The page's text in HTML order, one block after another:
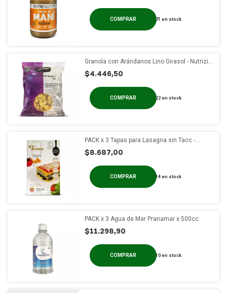
71 en stock
Granola con Arándanos Lino Girasol - Nutrizio
$4.446,50
22 en stock
PACK x 3 Tapas para Lasagna sin Tacc -
$8.687,00
14 en stock
PACK x 3 Agua de Mar Pranamar x 500cc
$11.298,90
10 en stock